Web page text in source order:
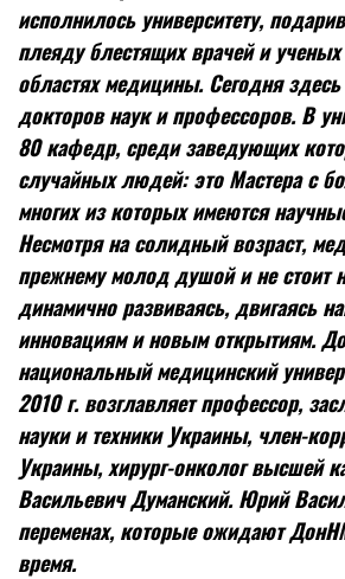
исполнилось университету,
плеяду блестящих врачей и
областях медицины. Сегодня здесь
докторов наук и профессоров. В
80 кафедр, среди заведующих
случайных людей: это Мастера с
многих из которых имеются
Несмотря на солидный возраст,
прежнему молод душой и не стоит
динамично развиваясь, двигаясь
инновациям и новым открытиям.
национальный медицинский
2010 г. возглавляет профессор,
науки и техники Украины, член-
Украины, хирург-онколог высшей
Васильевич Думанский. Юрий
переменах, которые ожидают
время.